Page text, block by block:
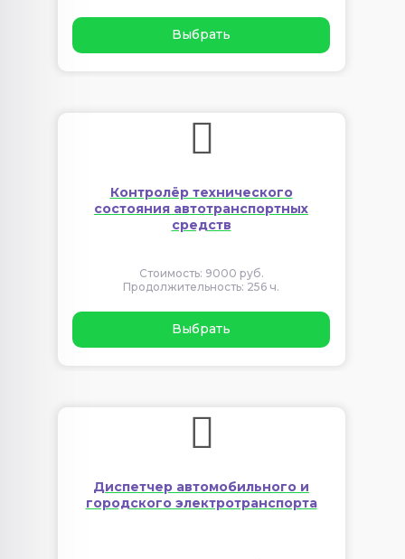
Выбрать
Контролёр технического
состояния автотранспортных
средств
Стоимость: 9000 руб.
Продолжительность: 256 ч.
Выбрать
Диспетчер автомобильного и
городского электротранспорта